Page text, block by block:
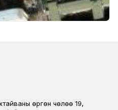
өргөн чөлөө 19,